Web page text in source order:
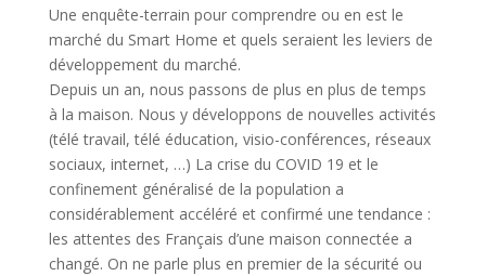
Une enquête-terrain pour comprendre ou en est le
marché du Smart Home et quels seraient les leviers de
développement du marché.
Depuis un an, nous passons de plus en plus de temps
à la maison. Nous y développons de nouvelles activités
(télé travail, télé éducation, visio-conférences, réseaux
sociaux, internet, …) La crise du COVID 19 et le
confinement généralisé de la population a
considérablement accéléré et confirmé une tendance :
les attentes des Français d’une maison connectée a
changé. On ne parle plus en premier de la sécurité ou